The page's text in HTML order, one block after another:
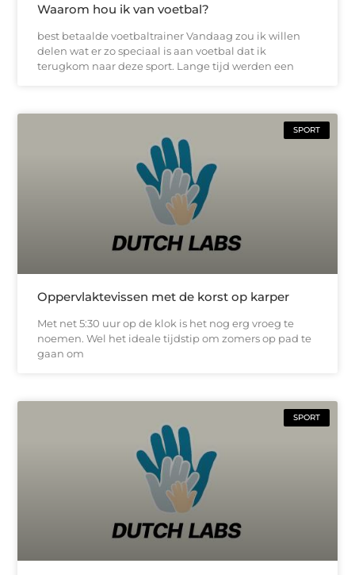
Waarom hou ik van voetbal?
best betaalde voetbaltrainer Vandaag zou ik willen
delen wat er zo speciaal is aan voetbal dat ik
terugkom naar deze sport. Lange tijd werden een
SPORT
Oppervlaktevissen met de korst op karper
Met net 5:30 uur op de klok is het nog erg vroeg te
noemen. Wel het ideale tijdstip om zomers op pad te
gaan om
SPORT